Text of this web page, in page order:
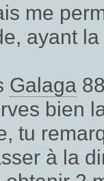
me
ayant
Galaga
bien
tu
à la